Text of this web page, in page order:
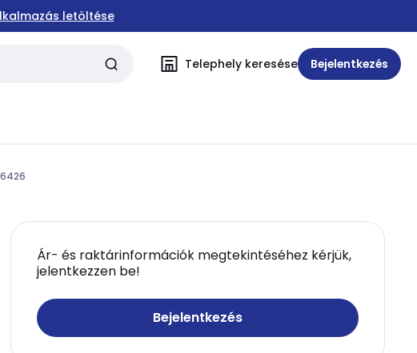
letöltése
Telephely keresése Bejelentkezés
Ár- és raktárinformációk megtekintéséhez kérjük,
jelentkezzen be!
Bejelentkezés